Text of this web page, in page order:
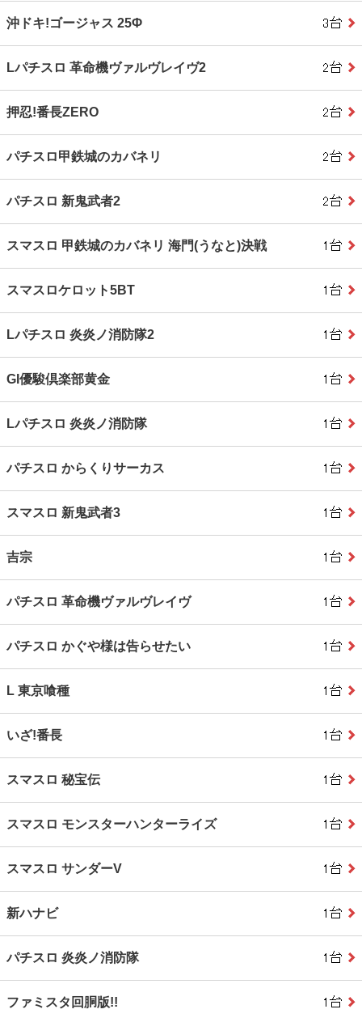
沖ドキ!ゴージャス 25Φ
Lパチスロ 革命機ヴァルヴレイヴ2
押忍!番長ZERO
パチスロ甲鉄城のカバネリ
パチスロ 新鬼武者2
スマスロ 甲鉄城のカバネリ 海門(うなと)決戦
スマスロケロット5BT
Lパチスロ 炎炎ノ消防隊2
GI優駿倶楽部黄金
Lパチスロ 炎炎ノ消防隊
パチスロ からくりサーカス
スマスロ 新鬼武者3
吉宗
パチスロ 革命機ヴァルヴレイヴ
パチスロ かぐや様は告らせたい
L 東京喰種
いざ!番長
スマスロ 秘宝伝
スマスロ モンスターハンターライズ
スマスロ サンダーV
新ハナビ
パチスロ 炎炎ノ消防隊
ファミスタ回胴版!!